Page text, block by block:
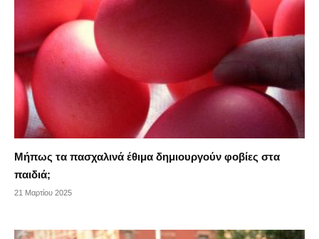
Μήπως τα πασχαλινά έθιμα δημιουργούν φοβίες στα
παιδιά;
21 Μαρτίου 2025